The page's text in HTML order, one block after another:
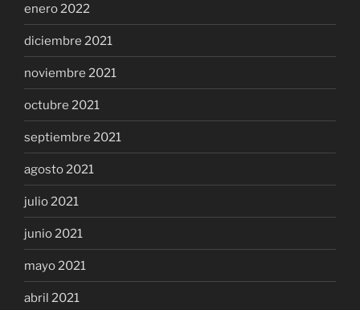
enero 2022
diciembre 2021
noviembre 2021
octubre 2021
septiembre 2021
agosto 2021
julio 2021
junio 2021
mayo 2021
abril 2021